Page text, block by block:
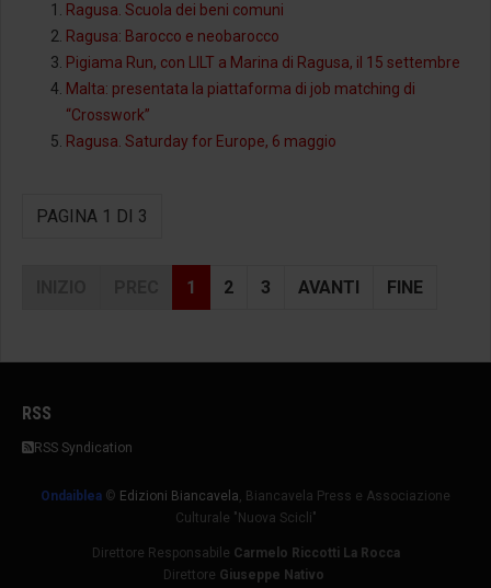
Ragusa. Scuola dei beni comuni
Ragusa: Barocco e neobarocco
Pigiama Run, con LILT a Marina di Ragusa, il 15 settembre
Malta: presentata la piattaforma di job matching di
“Crosswork”
Ragusa. Saturday for Europe, 6 maggio
PAGINA 1 DI 3
1 2 3 AVANTI FINE
RSS
RSS Syndication
Ondaiblea © Edizioni Biancavela, Biancavela Press e Associazione
Culturale "Nuova Scicli"
Direttore Responsabile Carmelo Riccotti La Rocca
Direttore Giuseppe Nativo